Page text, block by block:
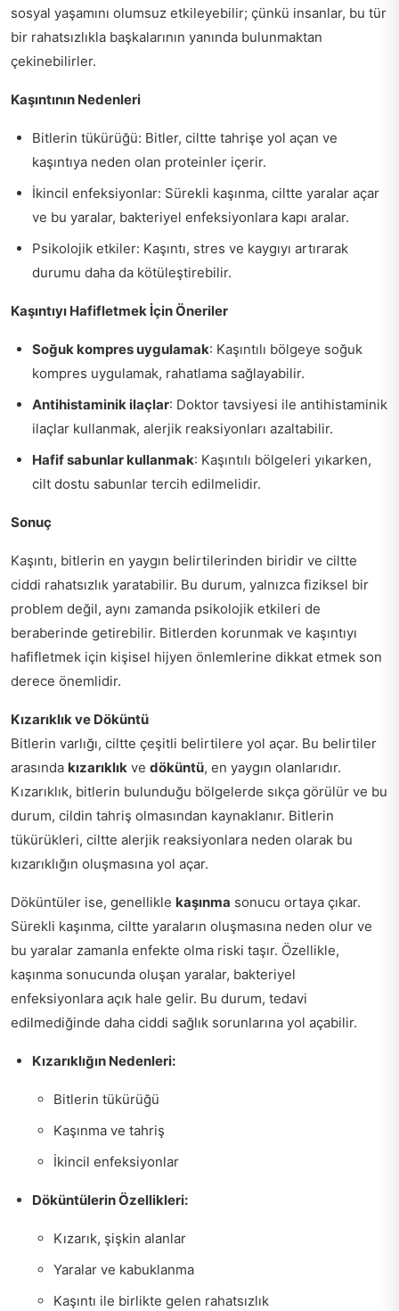
sosyal yaşamını olumsuz etkileyebilir; çünkü insanlar, bu tür
bir rahatsızlıkla başkalarının yanında bulunmaktan
çekinebilirler.
Kaşıntının Nedenleri
Bitlerin tükürüğü: Bitler, ciltte tahrişe yol açan ve
kaşıntıya neden olan proteinler içerir.
İkincil enfeksiyonlar: Sürekli kaşınma, ciltte yaralar açar
ve bu yaralar, bakteriyel enfeksiyonlara kapı aralar.
Psikolojik etkiler: Kaşıntı, stres ve kaygıyı artırarak
durumu daha da kötüleştirebilir.
Kaşıntıyı Hafifletmek İçin Öneriler
Soğuk kompres uygulamak: Kaşıntılı bölgeye soğuk
kompres uygulamak, rahatlama sağlayabilir.
Antihistaminik ilaçlar: Doktor tavsiyesi ile antihistaminik
ilaçlar kullanmak, alerjik reaksiyonları azaltabilir.
Hafif sabunlar kullanmak: Kaşıntılı bölgeleri yıkarken,
cilt dostu sabunlar tercih edilmelidir.
Sonuç
Kaşıntı, bitlerin en yaygın belirtilerinden biridir ve ciltte
ciddi rahatsızlık yaratabilir. Bu durum, yalnızca fiziksel bir
problem değil, aynı zamanda psikolojik etkileri de
beraberinde getirebilir. Bitlerden korunmak ve kaşıntıyı
hafifletmek için kişisel hijyen önlemlerine dikkat etmek son
derece önemlidir.
Kızarıklık ve Döküntü
Bitlerin varlığı, ciltte çeşitli belirtilere yol açar. Bu belirtiler
arasında kızarıklık ve döküntü, en yaygın olanlarıdır.
Kızarıklık, bitlerin bulunduğu bölgelerde sıkça görülür ve bu
durum, cildin tahriş olmasından kaynaklanır. Bitlerin
tükürükleri, ciltte alerjik reaksiyonlara neden olarak bu
kızarıklığın oluşmasına yol açar.
Döküntüler ise, genellikle kaşınma sonucu ortaya çıkar.
Sürekli kaşınma, ciltte yaraların oluşmasına neden olur ve
bu yaralar zamanla enfekte olma riski taşır. Özellikle,
kaşınma sonucunda oluşan yaralar, bakteriyel
enfeksiyonlara açık hale gelir. Bu durum, tedavi
edilmediğinde daha ciddi sağlık sorunlarına yol açabilir.
Kızarıklığın Nedenleri:
Bitlerin tükürüğü
Kaşınma ve tahriş
İkincil enfeksiyonlar
Döküntülerin Özellikleri:
Kızarık, şişkin alanlar
Yaralar ve kabuklanma
Kaşıntı ile birlikte gelen rahatsızlık